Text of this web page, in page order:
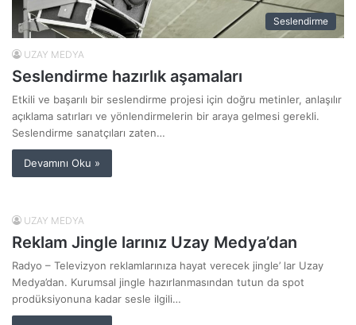
Seslendirme
UZAY MEDYA
Seslendirme hazırlık aşamaları
Etkili ve başarılı bir seslendirme projesi için doğru metinler, anlaşılır
açıklama satırları ve yönlendirmelerin bir araya gelmesi gerekli.
Seslendirme sanatçıları zaten…
Devamını Oku »
UZAY MEDYA
Reklam Jingle larınız Uzay Medya’dan
Radyo – Televizyon reklamlarınıza hayat verecek jingle’ lar Uzay
Medya’dan. Kurumsal jingle hazırlanmasından tutun da spot
prodüksiyonuna kadar sesle ilgili…